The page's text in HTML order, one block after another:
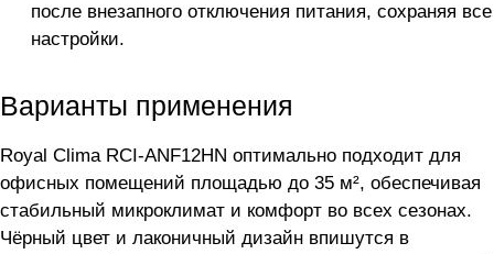
после внезапного отключения питания, сохраняя все
настройки.
Варианты применения
Royal Clima RCI-ANF12HN оптимально подходит для
офисных помещений площадью до 35 м², обеспечивая
стабильный микроклимат и комфорт во всех сезонах.
Чёрный цвет и лаконичный дизайн впишутся в